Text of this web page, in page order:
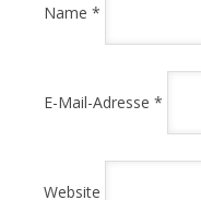
Name *
E-Mail-Adresse *
Website